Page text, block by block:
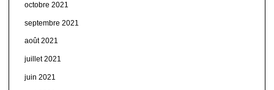
octobre 2021
septembre 2021
août 2021
juillet 2021
juin 2021